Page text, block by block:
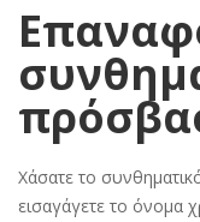
Χάσατε το
εισαγάγετε το όνομα